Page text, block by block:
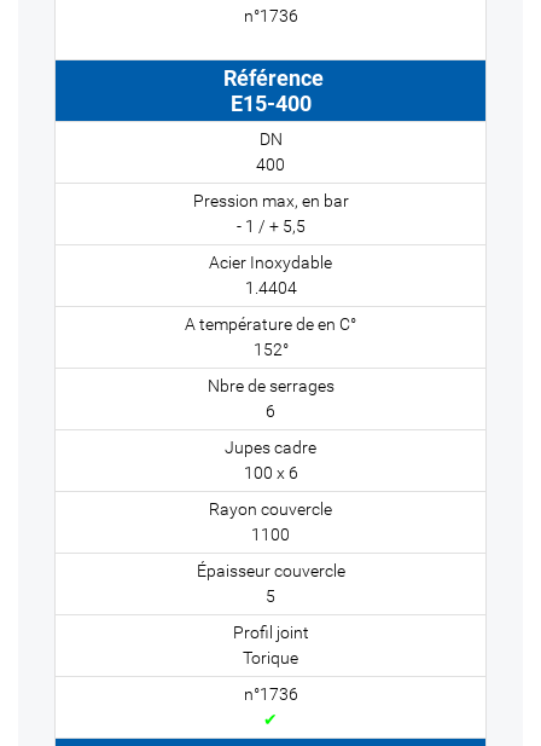
E15-400
400
- 1 / + 5,5
1.4404
152°
6
100 x 6
1100
5
Torique
✔